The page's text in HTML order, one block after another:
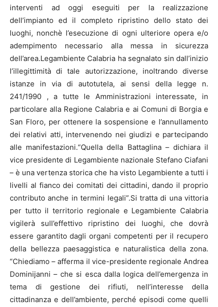
interventi ad oggi eseguiti per la realizzazione
dell’impianto ed il completo ripristino dello stato dei
luoghi, nonchè l’esecuzione di ogni ulteriore opera e/o
adempimento necessario alla messa in sicurezza
dell’area.Legambiente Calabria ha segnalato sin dall’inizio
l’illegittimità di tale autorizzazione, inoltrando diverse
istanze in via di autotutela, ai sensi della legge n.
241/1990 , a tutte le Amministrazioni interessate, in
particolare alla Regione Calabria e ai Comuni di Borgia e
San Floro, per ottenere la sospensione e l’annullamento
dei relativi atti, intervenendo nei giudizi e partecipando
alle manifestazioni.“Quella della Battaglina – dichiara il
vice presidente di Legambiente nazionale Stefano Ciafani
– è una vertenza storica che ha visto Legambiente a tutti i
livelli al fianco dei comitati dei cittadini, dando il proprio
contributo anche in termini legali”.Si tratta di una vittoria
per tutto il territorio regionale e Legambiente Calabria
vigilerà sull’effettivo ripristino dei luoghi, che dovrà
essere garantito dagli organi competenti per il recupero
della bellezza paesaggistica e naturalistica della zona.
“Chiediamo – afferma il vice-presidente regionale Andrea
Dominijanni – che si esca dalla logica dell’emergenza in
tema di gestione dei rifiuti, nell’interesse della
cittadinanza e dell’ambiente, perché episodi come quelli